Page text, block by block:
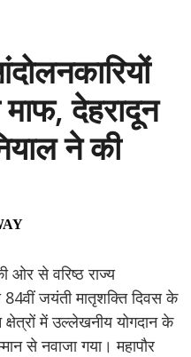
देहरादून
ने की
ओर से वरिष्ठ राज्य
जयंती मातृशक्ति दिवस के
क्षेत्रों में उल्लेखनीय योगदान के
से नवाजा गया। महापौर